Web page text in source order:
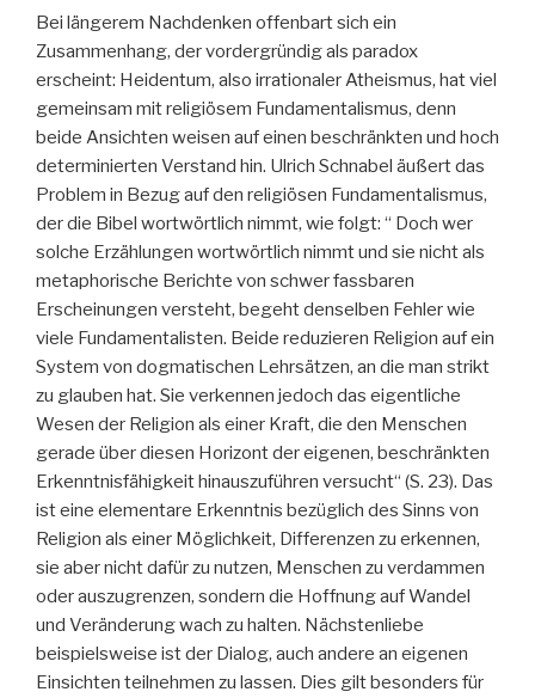
Bei längerem Nachdenken offenbart sich ein
Zusammenhang, der vordergründig als paradox
erscheint: Heidentum, also irrationaler Atheismus, hat viel
gemeinsam mit religiösem Fundamentalismus, denn
beide Ansichten weisen auf einen beschränkten und hoch
determinierten Verstand hin. Ulrich Schnabel äußert das
Problem in Bezug auf den religiösen Fundamentalismus,
der die Bibel wortwörtlich nimmt, wie folgt: “ Doch wer
solche Erzählungen wortwörtlich nimmt und sie nicht als
metaphorische Berichte von schwer fassbaren
Erscheinungen versteht, begeht denselben Fehler wie
viele Fundamentalisten. Beide reduzieren Religion auf ein
System von dogmatischen Lehrsätzen, an die man strikt
zu glauben hat. Sie verkennen jedoch das eigentliche
Wesen der Religion als einer Kraft, die den Menschen
gerade über diesen Horizont der eigenen, beschränkten
Erkenntnisfähigkeit hinauszuführen versucht“ (S. 23). Das
ist eine elementare Erkenntnis bezüglich des Sinns von
Religion als einer Möglichkeit, Differenzen zu erkennen,
sie aber nicht dafür zu nutzen, Menschen zu verdammen
oder auszugrenzen, sondern die Hoffnung auf Wandel
und Veränderung wach zu halten. Nächstenliebe
beispielsweise ist der Dialog, auch andere an eigenen
Einsichten teilnehmen zu lassen. Dies gilt besonders für